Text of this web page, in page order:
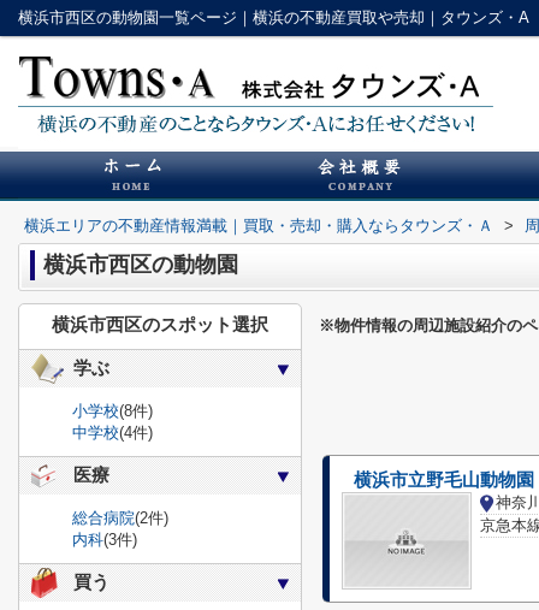
横浜市西区の動物園一覧ページ｜横浜の不動産買取や売却｜タウンズ・A
横浜エリアの不動産情報満載｜買取・売却・購入ならタウンズ・Ａ >
横浜市西区の動物園
※物件情報の周辺施設紹介の
横浜市立野毛山動物園
神奈
京急本
横浜市西区のスポット選択
学ぶ
小学校(8件)
中学校(4件)
医療
総合病院(2件)
内科(3件)
買う